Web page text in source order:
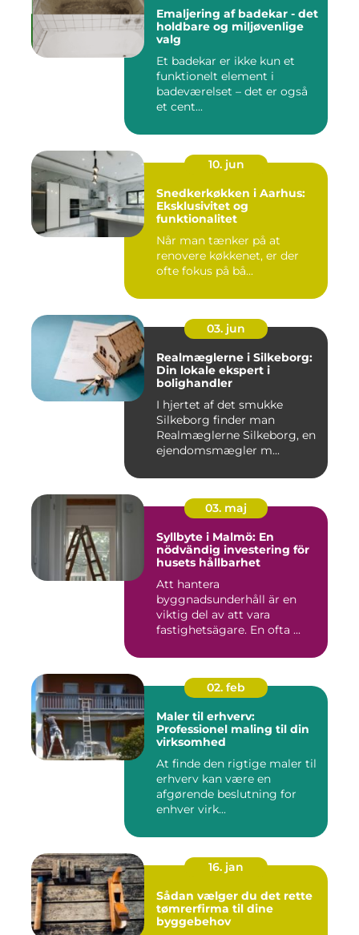
Emaljering af badekar - det
holdbare og miljøvenlige
valg
Et badekar er ikke kun et
funktionelt element i
badeværelset – det er også
et cent...
10. jun
Snedkerkøkken i Aarhus:
Eksklusivitet og
funktionalitet
Når man tænker på at
renovere køkkenet, er der
ofte fokus på bå...
03. jun
Realmæglerne i Silkeborg:
Din lokale ekspert i
bolighandler
I hjertet af det smukke
Silkeborg finder man
Realmæglerne Silkeborg, en
ejendomsmægler m...
03. maj
Syllbyte i Malmö: En
nödvändig investering för
husets hållbarhet
Att hantera
byggnadsunderhåll är en
viktig del av att vara
fastighetsägare. En ofta ...
02. feb
Maler til erhverv:
Professionel maling til din
virksomhed
At finde den rigtige maler til
erhverv kan være en
afgørende beslutning for
enhver virk...
16. jan
Sådan vælger du det rette
tømrerfirma til dine
byggebehov